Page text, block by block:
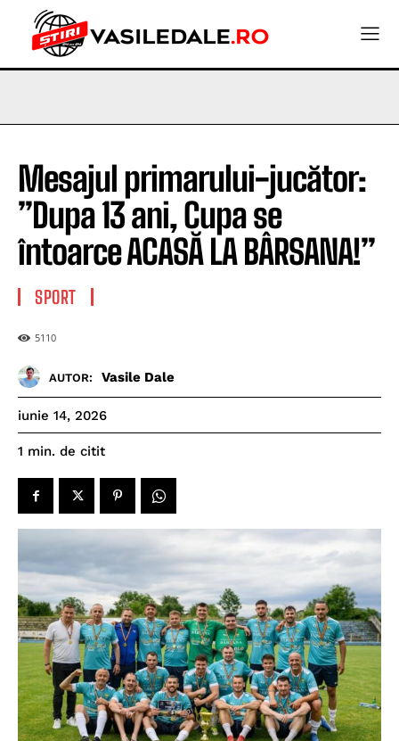
Mesajul primarului-jucător:
”Dupa 13 ani, Cupa se
întoarce ACASĂ LA BÂRSANA!”
SPORT
5110
AUTOR: Vasile Dale
iunie 14, 2026
1 min. de citit